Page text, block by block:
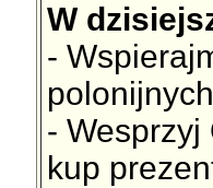
W
-
- Wesprzyj
kup